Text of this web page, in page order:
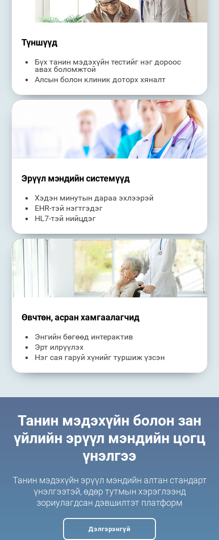
Түншүүд
Бүх танин мэдэхүйн тестийг нэг дороос
авах боломжтой
Алсын болон клиник доторх хяналт
Эрүүл мэндийн системүүд
Хэдэн минутын дараа эхлээрэй
EHR-тэй нэгтгэдэг
HL7-тэй нийцдэг
Өвчтөн, асран хамгаалагчид
Энгийн бөгөөд интерактив
Эрт илрүүлэх
Нэг сая гаруй хүнийг туршиж үзсэн
Танин мэдэхүйн болон зан
үйлийн эрүүл мэндийн цогц
үнэлгээ
Танин мэдэхүйн эрүүл мэндийн алтан стандарт
үнэлгээтэй, өдөр тутмын хэрэглээнд
зориулагдсан дэвшилтэт платформ
Дэлгэрэнгүй